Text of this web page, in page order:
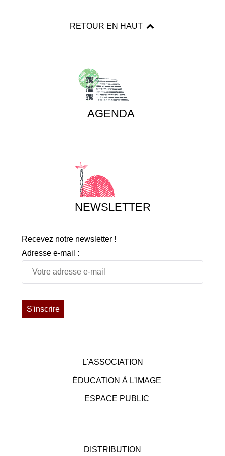
RETOUR EN HAUT
AGENDA
NEWSLETTER
Recevez notre newsletter !
Adresse e-mail :
L'ASSOCIATION
ÉDUCATION À L'IMAGE
ESPACE PUBLIC
DISTRIBUTION